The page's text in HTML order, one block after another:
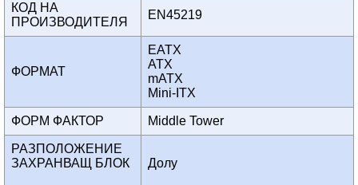
КОД НА
ПРОИЗВОДИТЕЛЯ
EN45219
ФОРМАТ
EATX
ATX
mATX
Mini-ITX
ФОРМ ФАКТОР Middle Tower
РАЗПОЛОЖЕНИЕ
ЗАХРАНВАЩ БЛОК
Долу